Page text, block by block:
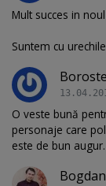
Mult succes in
Suntem cu
O veste bună
personaje care
este de bun